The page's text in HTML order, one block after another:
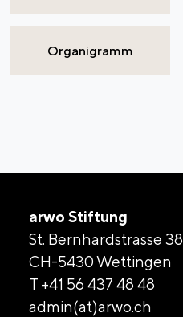
Organigramm
arwo Stiftung
St. Bernhardstrasse 38
CH-5430 Wettingen
T +41 56 437 48 48
admin(at)arwo.ch